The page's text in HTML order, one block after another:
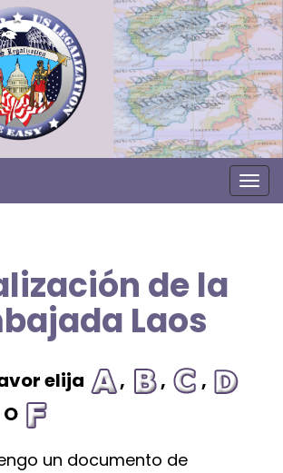
de la
Laos
elija , ,
,
O
un documento de